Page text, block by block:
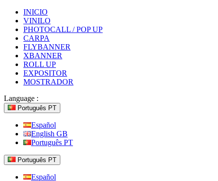
INICIO
VINILO
PHOTOCALL / POP UP
CARPA
FLYBANNER
XBANNER
ROLL UP
EXPOSITOR
MOSTRADOR
Language :
Português PT
Español
English GB
Português PT
Português PT
Español